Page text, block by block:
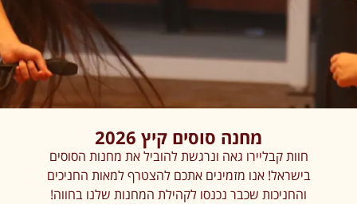
מחנה סוסים קיץ 2026
חוות קבליירו גאה ונרגשת להוביל את מחנות הסוסים
בישראל! אנו מזמינים אתכם להצטרף למאות החניכים
והחניכות שכבר נכנסו לקהילת המחנות שלנו בחווה!